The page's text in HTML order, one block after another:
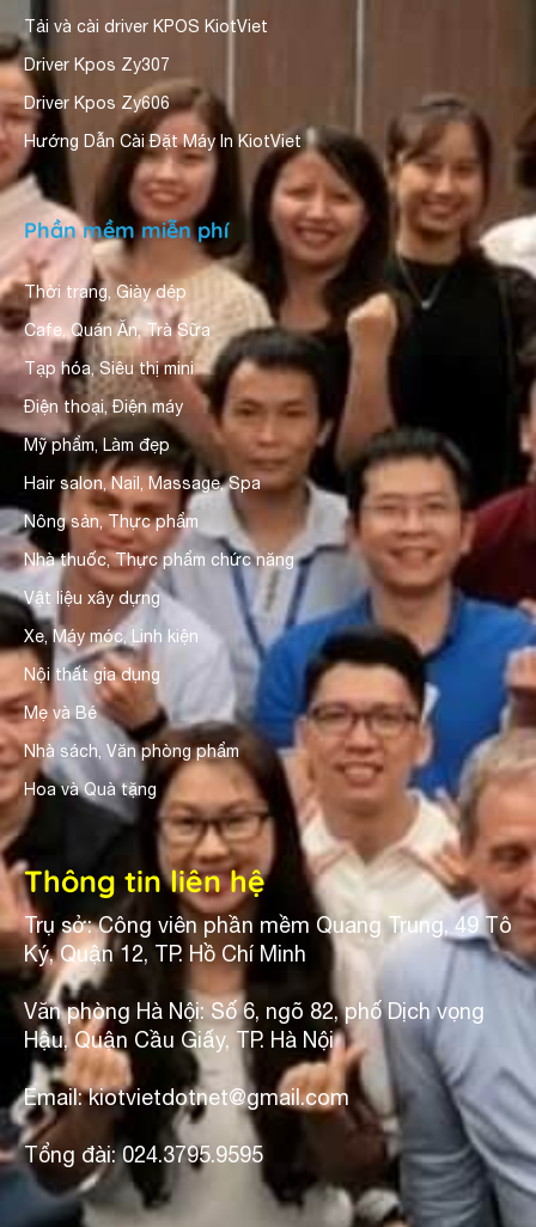
Tải và cài driver KPOS KiotViet
Driver Kpos Zy307
Driver Kpos Zy606
Hướng Dẫn Cài Đặt Máy In KiotViet
Phần mềm miễn phí
Thời trang, Giày dép
Cafe, Quán Ăn, Trà Sữa
Tạp hóa, Siêu thị mini
Điện thoại, Điện máy
Mỹ phẩm, Làm đẹp
Hair salon, Nail, Massage, Spa
Nông sản, Thực phẩm
Nhà thuốc, Thực phẩm chức năng
Vật liệu xây dựng
Xe, Máy móc, Linh kiện
Nội thất gia dụng
Mẹ và Bé
Nhà sách, Văn phòng phẩm
Hoa và Quà tặng
Thông tin liên hệ
Trụ sở: Công viên phần mềm Quang Trung, 49 Tô
Ký, Quận 12, TP. Hồ Chí Minh
Văn phòng Hà Nội: Số 6, ngõ 82, phố Dịch vọng
Hậu, Quận Cầu Giấy, TP. Hà Nội
Email: kiotvietdotnet@gmail.com
Tổng đài: 024.3795.9595